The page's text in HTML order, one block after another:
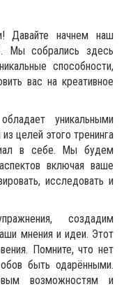
Давайте начнем наш
Мы собрались здесь
способности,
вас на креативное
уникальными
целей этого тренинга
в себе. Мы будем
включая ваше
исследовать и
создадим
мнения и идеи. Этот
Помните, что нет
быть одарёнными.
возможностям и